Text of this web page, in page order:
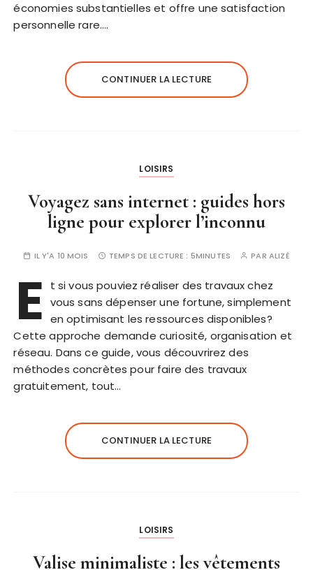
économies substantielles et offre une satisfaction
personnelle rare….
CONTINUER LA LECTURE
LOISIRS
Voyagez sans internet : guides hors
ligne pour explorer l’inconnu
IL Y'A 10 MOIS TEMPS DE LECTURE : 5MINUTES PAR ALIZÉ
E
t si vous pouviez réaliser des travaux chez
vous sans dépenser une fortune, simplement
en optimisant les ressources disponibles?
Cette approche demande curiosité, organisation et
réseau. Dans ce guide, vous découvrirez des
méthodes concrètes pour faire des travaux
gratuitement, tout…
CONTINUER LA LECTURE
LOISIRS
Valise minimaliste : les vêtements